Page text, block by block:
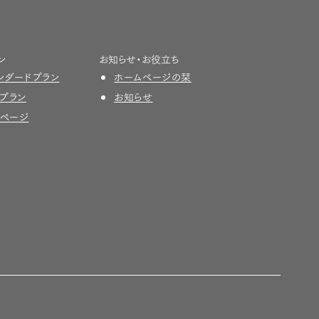
ードプラン
ラン
ージ
お知らせ・お役立ち
ホームページの栞
お知らせ